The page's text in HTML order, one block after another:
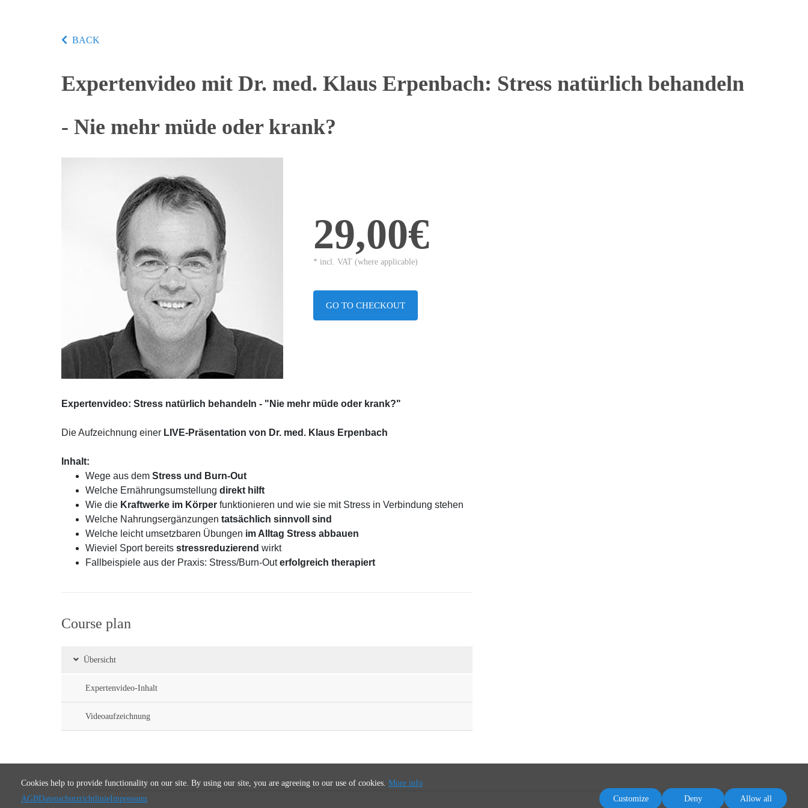
BACK
Expertenvideo mit Dr. med. Klaus Erpenbach: Stress natürlich behandeln
- Nie mehr müde oder krank?
29,00€
* incl. VAT (where applicable)
GO TO CHECKOUT
Expertenvideo: Stress natürlich behandeln - "Nie mehr müde oder krank?"
Die Aufzeichnung einer LIVE-Präsentation von Dr. med. Klaus Erpenbach
Inhalt:
Wege aus dem Stress und Burn-Out
Welche Ernährungsumstellung direkt hilft
Wie die Kraftwerke im Körper funktionieren und wie sie mit Stress in Verbindung stehen
Welche Nahrungsergänzungen tatsächlich sinnvoll sind
Welche leicht umsetzbaren Übungen im Alltag Stress abbauen
Wieviel Sport bereits stressreduzierend wirkt
Fallbeispiele aus der Praxis: Stress/Burn-Outerfolgreich therapiert
Course plan
Übersicht
Expertenvideo-Inhalt
Videoaufzeichnung
Cookies help to provide functionality on our site. By using our site, you are agreeing to our use of cookies. More info
AGBDatenschutzrichtlinieImpressum Customize Deny Allow all